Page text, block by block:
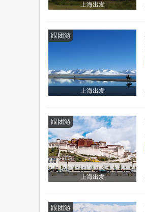
上海出发
跟团游
上海出发
跟团游
上海出发
跟团游